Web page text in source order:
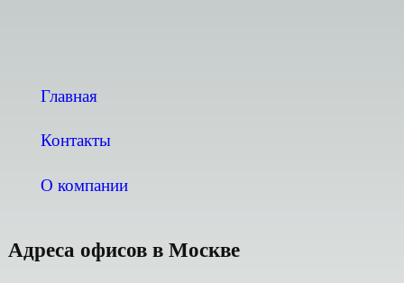
Главная
Контакты
О компании
Адреса офисов в Москве